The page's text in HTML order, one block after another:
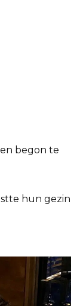
begon te
hun gezin